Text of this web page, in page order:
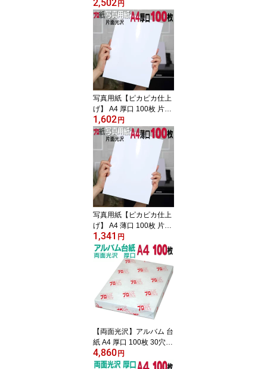
面光沢 送料無料 フォト
ペーパー キャノン エプ
ソン canon プリンター
印刷用紙 スマホ 光沢紙
厚手 画像 ハンドメイド
きれい 手作り デジタル
カメラ デジカメ
2,502 円
写真用紙【ピカピカ仕上
げ】 A4 厚口 100枚 片面
光沢 送料無料 フォトペ
ーパー キャノン エプソ
ン canon プリンター 印
刷用紙 スマホ 光沢紙
厚手 画像 ハンドメイド
きれい 手作り デジタル
カメラ デジカメ
1,602 円
写真用紙【ピカピカ仕上
げ】 A4 薄口 100枚 片面
光沢 送料無料 フォトペ
ーパー キャノン エプソ
ン canon プリンター 印
刷用紙 スマホ 光沢紙
薄手 画像 ハンドメイド
きれい 手作り デジタル
カメラ デジカメ
1,341 円
【両面光沢】アルバム 台
紙 A4 厚口 100枚 30穴あ
き 送料無料 フォトペー
パー プリンター 印刷用
4,860 円